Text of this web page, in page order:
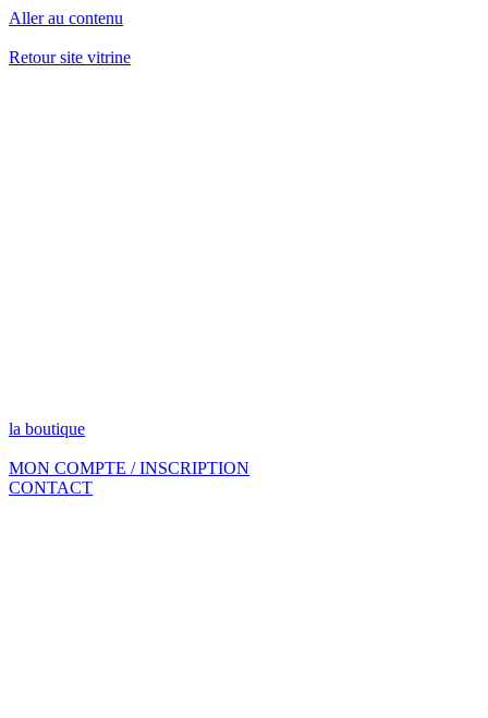
Aller au contenu
Retour site vitrine
la boutique
MON COMPTE / INSCRIPTION
CONTACT